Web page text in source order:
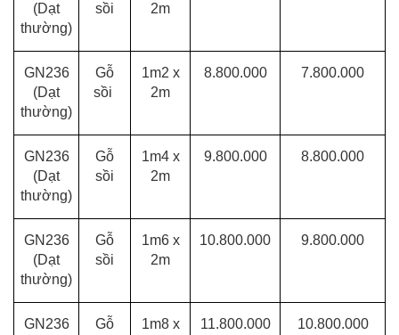
(Dạt
thường)
sồi
2m
GN236
(Dạt
thường)
Gỗ
sồi
1m2 x
2m
8.800.000 7.800.000
GN236
(Dạt
thường)
Gỗ
sồi
1m4 x
2m
9.800.000 8.800.000
GN236
(Dạt
thường)
Gỗ
sồi
1m6 x
2m
10.800.000 9.800.000
GN236
Gỗ
1m8 x
11.800.000 10.800.000